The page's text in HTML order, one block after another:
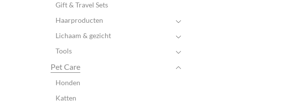
Gift & Travel Sets
Haarproducten
Lichaam & gezicht
Tools
Pet Care
Honden
Katten